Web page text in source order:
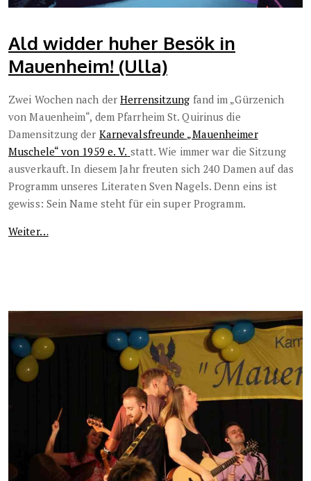
Ald widder huher Besök in
Mauenheim! (Ulla)
Zwei Wochen nach derHerrensitzung fand im „Gürzenich
von Mauenheim“, dem Pfarrheim St. Quirinus die
Damensitzung der Karnevalsfreunde „Mauenheimer
Muschele“ von 1959 e. V. statt. Wie immer war die Sitzung
ausverkauft. In diesem Jahr freuten sich 240 Damen auf das
Programm unseres Literaten Sven Nagels. Denn eins ist
gewiss: Sein Name steht für ein super Programm.
Weiter…